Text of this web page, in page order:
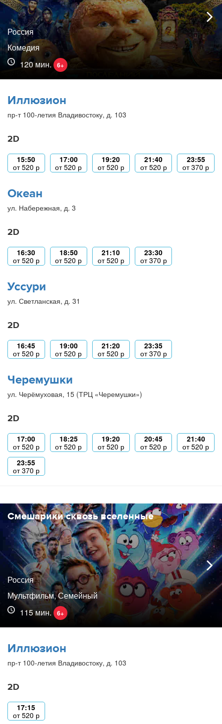
Россия
Комедия
120 мин.
6+
Иллюзион
пр-т 100-летия Владивостоку, д. 103
2D
15:50
от520 р
17:00
от520 р
19:20
от520 р
21:40
от520 р
23:55
от370 р
Океан
ул. Набережная, д. 3
2D
16:30
от520 р
18:50
от520 р
21:10
от520 р
23:30
от370 р
Уссури
ул. Светланская, д. 31
2D
16:45
от520 р
19:00
от520 р
21:20
от520 р
23:35
от370 р
Черемушки
ул. Черёмуховая, 15 (ТРЦ «Черемушки»)
2D
17:00
от520 р
18:25
от520 р
19:20
от520 р
20:45
от520 р
21:40
от520 р
23:55
от370 р
Смешарики сквозь вселенные
Россия
Мультфильм, Семейный
115 мин.
6+
Иллюзион
пр-т 100-летия Владивостоку, д. 103
2D
17:15
от520 р